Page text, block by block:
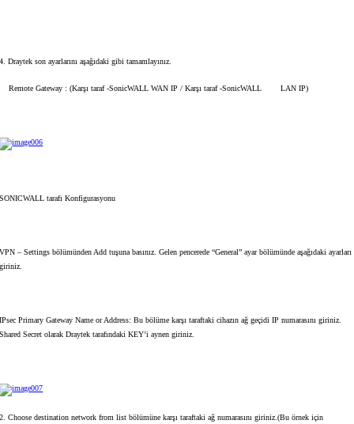
4. Draytek son ayarlarını aşağıdaki gibi tamamlayınız.
Remote Gateway : (Karşı taraf -SonicWALL WAN IP / Karşı taraf -SonicWALL LAN IP)
SONICWALL tarafı Konfigurasyonu
VPN –Settings bölümünden Add tuşuna basınız. Gelen pencerede “General” ayar bölümünde aşağıdaki ayarları
giriniz.
IPsec Primary Gateway Name or Address: Bu bölüme karşı taraftaki cihazın ağ geçidi IP numarasını giriniz.
Shared Secret olarak Draytek tarafındaki KEY’i aynen giriniz.
2. Choose destination network from list bölümüne karşı taraftaki ağ numarasını giriniz.(Bu örnek için